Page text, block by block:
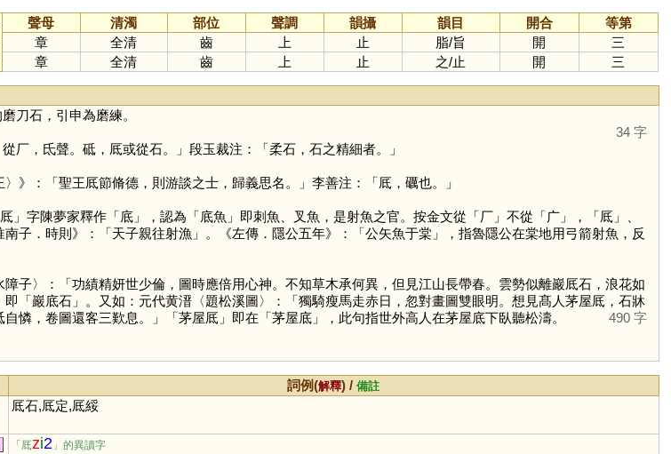
聲母 清濁 部位 聲調 韻攝 韻目 開合
等第
章
全清 齒 上 止 脂/旨 開
三
章
全清 齒 上 止 之/止 開 三
刀石，引申為磨練。
34 字
厂，氐聲。砥，厎或從石。」段玉裁注：「柔石，石之精細者。」
》：「聖王厎節脩德，則游談之士，歸義思名。」李善注：「厎，礪也。」
厎」字陳夢家釋作「底」，認為「底魚」即刺魚、叉魚，是射魚之官。按金文從「厂」不從「广」，「厎」、
子．時則》：「天子親往射漁」。《左傳．隱公五年》：「公矢魚于棠」，指魯隱公在棠地用弓箭射魚，反
子〉：「功績精妍世少倫，圖時應倍用心神。不知草木承何異，但見江山長帶春。雲勢似離巖厎石，浪花如
「巖底石」。又如：元代黄溍〈題松溪圖〉：「獨騎瘦馬走赤日，忽對畫圖雙眼明。想見髙人茅屋厎，石牀
憐，卷圖還客三歎息。」「茅屋厎」即在「茅屋底」，此句指世外高人在茅屋底下臥聽松濤。
490 字
詞例(解釋) /備註
厎石,厎定,厎綏
「厎zi2 」的異讀字